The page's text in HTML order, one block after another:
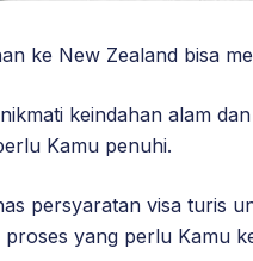
ke New Zealand bisa
keindahan alam
Kamu penuhi.
persyaratan visa turis
yang perlu Kamu